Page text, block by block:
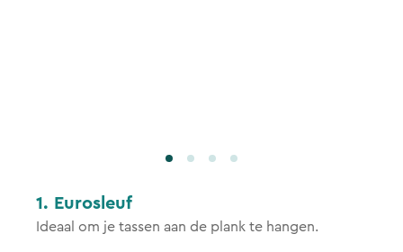
1 . Eurosleuf
Ideaal om je tassen aan de plank te hangen.